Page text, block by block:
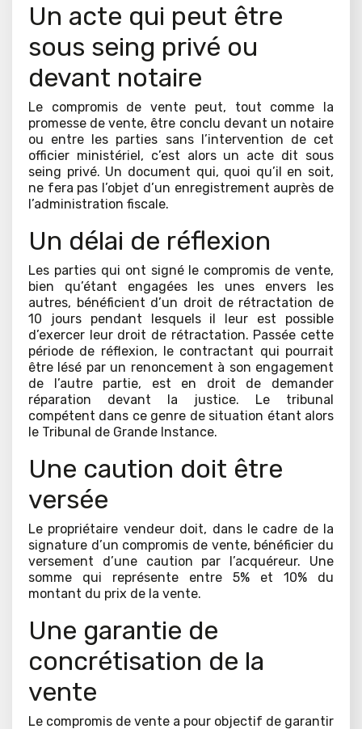
Un acte qui peut être
sous seing privé ou
devant notaire
Le compromis de vente peut, tout comme la
promesse de vente, être conclu devant un notaire
ou entre les parties sans l’intervention de cet
officier ministériel, c’est alors un acte dit sous
seing privé. Un document qui, quoi qu’il en soit,
ne fera pas l’objet d’un enregistrement auprès de
l’administration fiscale.
Un délai de réflexion
Les parties qui ont signé le compromis de vente,
bien qu’étant engagées les unes envers les
autres, bénéficient d’un droit de rétractation de
10 jours pendant lesquels il leur est possible
d’exercer leur droit de rétractation. Passée cette
période de réflexion, le contractant qui pourrait
être lésé par un renoncement à son engagement
de l’autre partie, est en droit de demander
réparation devant la justice. Le tribunal
compétent dans ce genre de situation étant alors
le Tribunal de Grande Instance.
Une caution doit être
versée
Le propriétaire vendeur doit, dans le cadre de la
signature d’un compromis de vente, bénéficier du
versement d’une caution par l’acquéreur. Une
somme qui représente entre 5% et 10% du
montant du prix de la vente.
Une garantie de
concrétisation de la
vente
Le compromis de vente a pour objectif de garantir